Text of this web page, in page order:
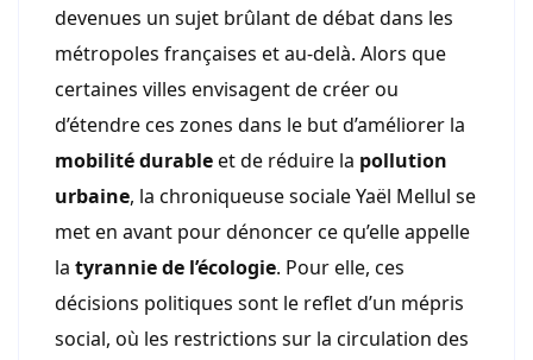
devenues un sujet brûlant de débat dans les
métropoles françaises et au-delà. Alors que
certaines villes envisagent de créer ou
d’étendre ces zones dans le but d’améliorer la
mobilité durableet de réduire la pollution
urbaine, la chroniqueuse sociale Yaël Mellul se
met en avant pour dénoncer ce qu’elle appelle
la tyrannie de l’écologie. Pour elle, ces
décisions politiques sont le reflet d’un mépris
social, où les restrictions sur la circulation des